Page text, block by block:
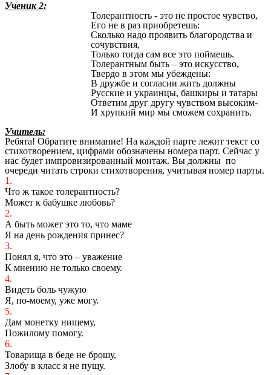
Ученик 2:
Толерантность - это не простое чувство,
Его не в раз приобретешь:
Сколько надо проявить благородства и
сочувствия,
Только тогда сам все это поймешь.
Толерантным быть – это искусство,
Твердо в этом мы убеждены:
В дружбе и согласии жить должны
Русские и украинцы, башкиры и татары
Ответим друг другу чувством высоким-
И хрупкий мир мы сможем сохранить.
Учитель:
Ребята! Обратите внимание! На каждой парте лежит текст со
стихотворением, цифрами обозначены номера парт. Сейчас у
нас будет импровизированный монтаж. Вы должны по
очереди читать строки стихотворения, учитывая номер парты.
1.
Что ж такое толерантность?
Может к бабушке любовь?
2.
А быть может это то, что маме
Я на день рождения принес?
3.
Понял я, что это – уважение
К мнению не только своему.
4.
Видеть боль чужую
Я, по-моему, уже могу.
5.
Дам монетку нищему,
Пожилому помогу.
6.
Товарища в беде не брошу,
Злобу в класс я не пущу.